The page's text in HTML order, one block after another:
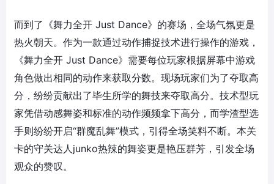
而到了《舞力全开 Just Dance》的赛场，全场气氛更是
热火朝天。作为一款通过动作捕捉技术进行操作的游戏，
《舞力全开 Just Dance》需要每位玩家根据屏幕中游戏
角色做出相同的动作来获取分数。现场玩家们为了夺取高
分，纷纷贡献出了毕生所学的舞技来夺取高分。技术型玩
家凭借动感舞姿和标准的动作频频拿下高分，而学渣型选
手则纷纷开启“群魔乱舞”模式，引得全场笑料不断。本关
卡的守关达人junko热辣的舞姿更是艳压群芳，引发全场
观众的赞叹。